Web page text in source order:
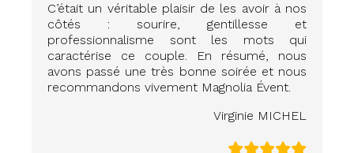
C’était un véritable plaisir de les avoir à nos
côtés : sourire, gentillesse et
professionnalisme sont les mots qui
caractérise ce couple. En résumé, nous
avons passé une très bonne soirée et nous
recommandons vivement Magnolia Évent.
Virginie MICHEL